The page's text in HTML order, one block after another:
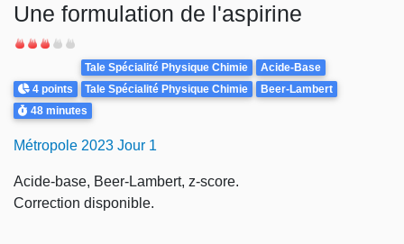
Une formulation de l'aspirine
Difficulté
Points
4 points
Theme
Tale Spécialité Physique Chimie
Acide-Base
Tale Spécialité Physique Chimie
Beer-Lambert
Durée
48 minutes
Métropole 2023 Jour 1
Acide-base, Beer-Lambert, z-score.
Correction disponible.